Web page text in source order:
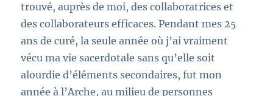
trouvé, auprès de moi, des collaboratrices et
des collaborateurs efficaces. Pendant mes 25
ans de curé, la seule année où j’ai vraiment
vécu ma vie sacerdotale sans qu’elle soit
alourdie d’éléments secondaires, fut mon
année à l’Arche, au milieu de personnes